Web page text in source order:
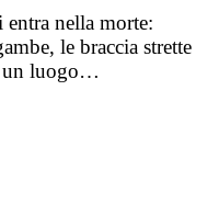
nella morte:
le braccia strette
un luogo…